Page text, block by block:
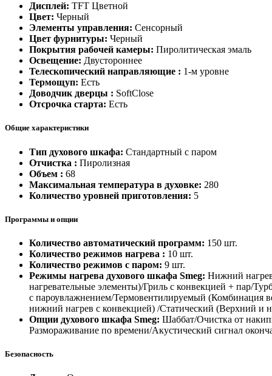
Дисплей: TFT Цветной
Цвет: Черный
Элементы управления: Сенсорный
Цвет фурнитуры: Черный
Покрытия рабочей камеры: Пиролитическая эмаль
Освещение: Двустороннее
Телескопический направляющие : 1-м уровне
Термощуп: Есть
Доводчик дверцы : SoftClose
Отсрочка старта: Есть
Общие характеристики
Тип духового шкафа: Стандартный с паром
Отчистка : Пиролизная
Объем : 68
Максимальная температура в духовке: 280
Количество уровней приготовления: 5
Программы и опции
Количество автоматический программ: 150 шт.
Количество режимов нагрева : 10 шт.
Количество режимов с паром: 9 шт.
Режимы нагрева духового шкафа Smeg: Нижний
нагревательные элементы)/Гриль с конвекцией + пар/
с пароувлажнением/Термовентилируемый (Комбинация
нижний нагрев с конвекцией) /Статический (Верхний
Опции духового шкафа Smeg: Шаббат/Очистка от
Размораживание по времени/Акустический сигнал
Безопасность